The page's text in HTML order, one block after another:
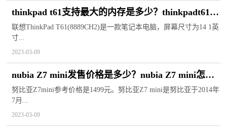
thinkpad t61支持最大的内存是多少？thinkpadt61配
置
联想ThinkPad T61(8889CH2)是一款笔记本电脑，屏幕尺寸为14 1英
寸...
2023-03-09
nubia Z7 mini发售价格是多少？nubia Z7 mini怎么
录屏？
努比亚Z7mini参考价格是1499元。努比亚Z7 mini是努比亚于2014年
7月...
2023-03-09